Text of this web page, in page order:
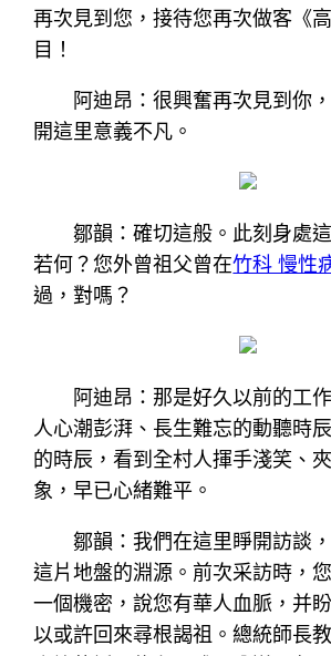
再次見到您，接待您再次做客《
目！
阿迪昂：很興奮再次見到你
開這里意義不凡。
鄒韻：確切這般。此刻身處
若何？您外曾祖父曾在竹科 慢性
過，對嗎？
阿迪昂：那是好久以前的工
人心潮彭湃、長生難忘的動聽時
的時辰，看到全村人揮手淺笑、
象，早已心緒難平。
鄒韻：我們在這里睜開訪談
這片地盤的淵源。前次采訪時，
一個機密，說您有華人血脈，并
以或許回來尋根謁祖。總統師長